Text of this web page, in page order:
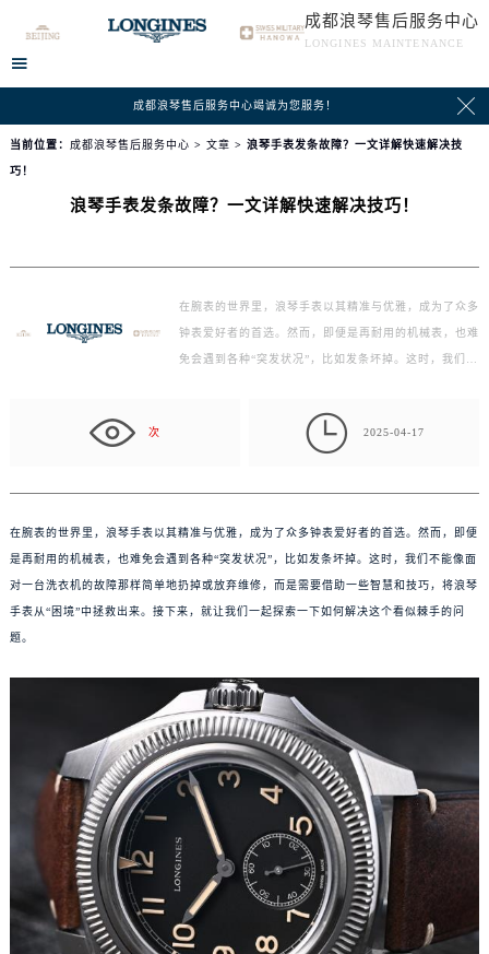
成都浪琴售后服务中心
LONGINES MAINTENANCE

成都浪琴售后服务中心竭诚为您服务！ 
当前位置： 成都浪琴售后服务中心 > 文章 > 浪琴手表发条故障？一文详解快速解决技
巧！
浪琴手表发条故障？一文详解快速解决技巧！
在腕表的世界里，浪琴手表以其精准与优雅，成为了众多
钟表爱好者的首选。然而，即便是再耐用的机械表，也难
免会遇到各种“突发状况”，比如发条坏掉。这时，我们不
次  2025-04-17
在腕表的世界里，浪琴手表以其精准与优雅，成为了众多钟表爱好者的首选。然而，即便
是再耐用的机械表，也难免会遇到各种“突发状况”，比如发条坏掉。这时，我们不能像面
对一台洗衣机的故障那样简单地扔掉或放弃维修，而是需要借助一些智慧和技巧，将浪琴
手表从“困境”中拯救出来。接下来，就让我们一起探索一下如何解决这个看似棘手的问
题。